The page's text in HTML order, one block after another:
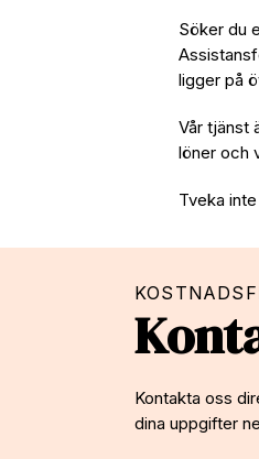
Söker du
ligger på
Vår tjänst
löner och
Tveka
Kontakta oss
dina uppgifter